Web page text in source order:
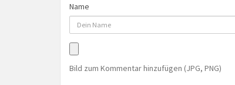
Name
Bild zum Kommentar hinzufügen (JPG, PNG)